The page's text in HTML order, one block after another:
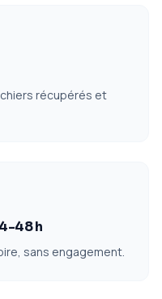
récupérés et
48 h
sans engagement.